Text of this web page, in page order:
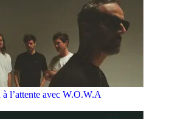
l’attente avec W.O.W.A